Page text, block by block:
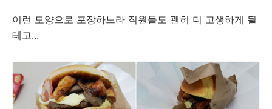
이런 모양으로 포장하느라 직원들도 괜히 더 고생하게 될
테고...